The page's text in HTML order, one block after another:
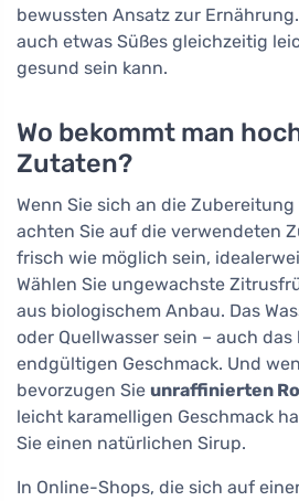
bewussten Ansatz zur
auch etwas Süßes gleichzeitig
gesund sein kann.
Wo bekommt man
Zutaten?
Wenn Sie sich an die
achten Sie auf die verwendeten
frisch wie möglich sein,
Wählen Sie ungewachste
aus biologischem Anbau. Das
oder Quellwasser sein – auch
endgültigen Geschmack. Und
bevorzugen Sie unraffinierten
leicht karamelligen Geschmack
Sie einen natürlichen Sirup.
In Online-Shops, die sich auf